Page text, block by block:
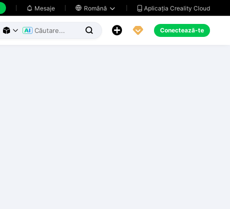
 Mesaje  Română   Aplicația Creality Cloud
     Conectează-te